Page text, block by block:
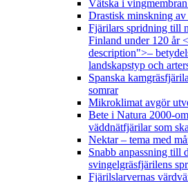
Vätska i
Drastisk minskning av
Fjärilars spridning till
Finland under 120 år
description">–
landskapstyp och
Spanska
somrar
Mikroklimat avgör
Bete i Natura 2000-
väddnätfjärilar som
Nektar – tema med
Snabb anpassning till
svingelgräsfjärilens
Fjärilslarvernas